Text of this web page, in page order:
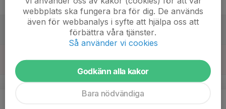
Sön
v.52
webbplats ska fungera bra för dig. De används
även för webbanalys i syfte att hjälpa oss att
förbättra våra tjänster.
Så använder vi cookies
Godkänn alla kakor
Bara nödvändiga